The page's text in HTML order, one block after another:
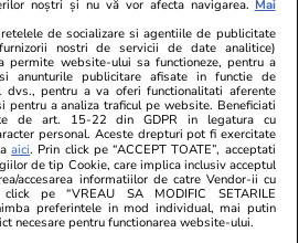
fost deja
politice.
de
noștri și nu vă vor afecta navigarea. Mai
de socializare si agentiile de publicitate
nostri de servicii de date analitice)
permite website-ului sa functioneze, pentru a
anunturile publicitare afisate in functie de
dvs., pentru a va oferi functionalitati aferente
pentru a analiza traficul pe website. Beneficiati
de art. 15-22 din GDPR in legatura cu
personal. Aceste drepturi pot fi exercitate
aici. Prin click pe “ACCEPT TOATE”, acceptati
de tip Cookie, care implica inclusiv acceptul
accesarea informatiilor de catre Vendor-ii cu
pe “VREAU SA MODIFIC SETARILE
preferintele in mod individual, mai putin
necesare pentru functionarea website-ului.